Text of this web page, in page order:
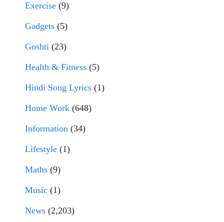
Exercise (9)
Gadgets (5)
Goshti (23)
Health & Fitness (5)
Hindi Song Lyrics (1)
Home Work (648)
Information (34)
Lifestyle (1)
Maths (9)
Music (1)
News (2,203)